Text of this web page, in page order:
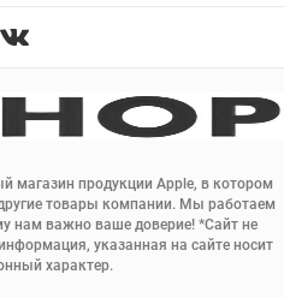
магазин продукции Apple, в котором
товары компании. Мы работаем
нам важно ваше доверие! *Сайт не
указанная на сайте носит
характер.